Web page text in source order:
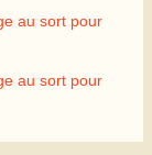
au sort pour
au sort pour